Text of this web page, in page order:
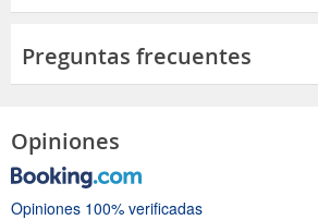
Preguntas frecuentes
Opiniones
Opiniones 100% verificadas